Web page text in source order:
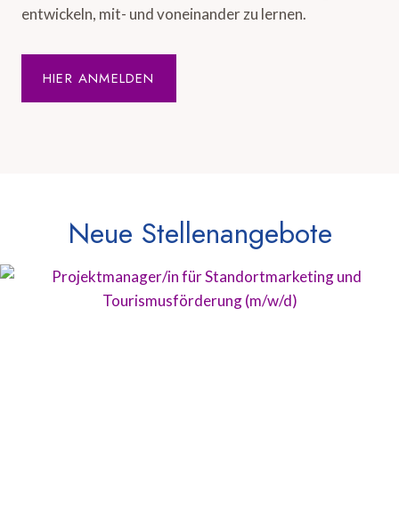
entwickeln, mit- und voneinander zu lernen.
HIER ANMELDEN
Neue Stellenangebote